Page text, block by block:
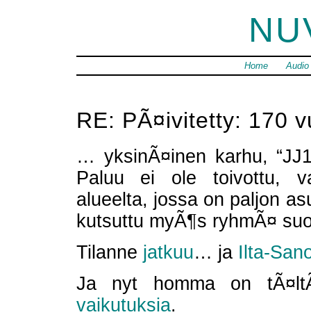
Home Audio
RE: PÃ¤ivitetty: 170
… yksinÃ¤inen karhu,
Paluu ei ole toivottu,
alueelta, jossa on paljon
kutsuttu myÃ¶s ryhmÃ¤
Tilanne jatkuu… ja Ilta-
Ja nyt homma on
vaikutuksia.